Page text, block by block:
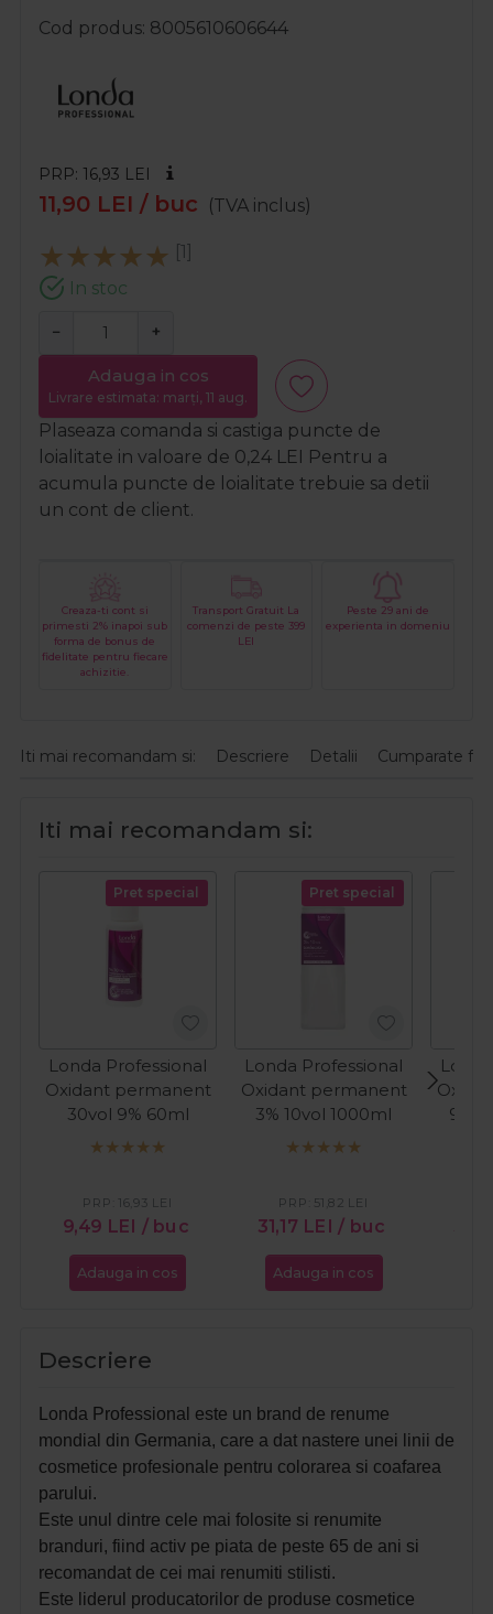
Cod produs 8005610606644
PRP: 16,93 LEI
11,90 LEI / buc (TVA inclus)
[1]
In stoc
− +
Adauga in cos
Livrare estimata: marți, 11 aug.
Plaseaza comanda si castiga puncte de
loialitate in valoare de 0,24 LEI Pentru a
acumula puncte de loialitate trebuie sa detii
un cont de client.
Creaza-ti cont si
primesti 2% inapoi sub
forma de bonus de
fidelitate pentru fiecare
achizitie.
Transport Gratuit La
comenzi de peste 399
LEI
Peste 29 ani de
experienta in domeniu
Iti mai recomandam si: Descriere Detalii Cumparate
Iti mai recomandam si:
Pret special
Londa Professional
Oxidant permanent
30vol 9% 60ml
9,49 LEI / buc
PRP: 16,93 LEI
Adauga in cos
Pret special
Londa Professional
Oxidant permanent
3% 10vol 1000ml
31,17 LEI / buc
PRP: 51,82 LEI
Adauga in cos
9%
Descriere
Londa Professional este un brand de renume
mondial din Germania, care a dat nastere unei linii de
cosmetice profesionale pentru colorarea si coafarea
parului.
Este unul dintre cele mai folosite si renumite
branduri, fiind activ pe piata de peste 65 de ani si
recomandat de cei mai renumiti stilisti.
Este liderul producatorilor de produse cosmetice